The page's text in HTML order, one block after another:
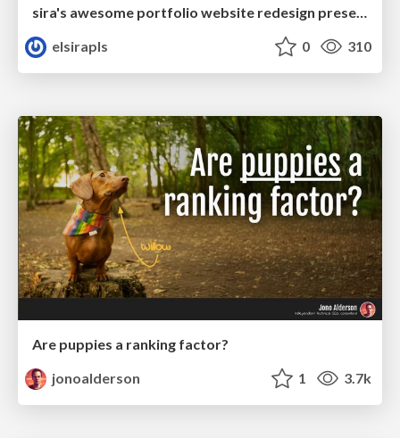
elsirapls
0 310
Are puppies a ranking factor?
jonoalderson
1 3.7k